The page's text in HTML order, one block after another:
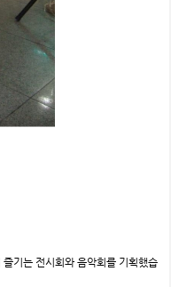
기는 전시회와 음악회를 기획했습